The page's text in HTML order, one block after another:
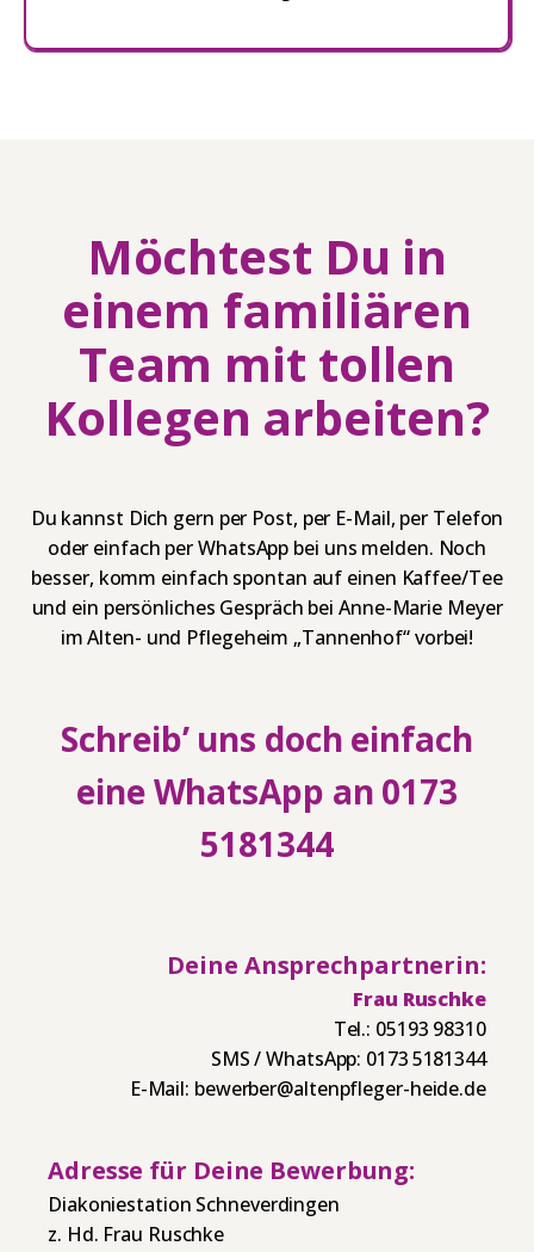
Möchtest Du in
einem familiären
Team mit tollen
Kollegen arbeiten?
Du kannst Dich gern per Post, per E-Mail, per Telefon
oder einfach per WhatsApp bei uns melden. Noch
besser, komm einfach spontan auf einen Kaffee/Tee
und ein persönliches Gespräch bei Anne-Marie Meyer
im Alten- und Pflegeheim „Tannenhof“ vorbei!
Schreib’ uns doch einfach
eine WhatsApp an 0173
5181344
Deine Ansprechpartnerin:
Frau Ruschke
Tel.: 05193 98310
SMS / WhatsApp: 0173 5181344
E-Mail: bewerber@altenpfleger-heide.de
Adresse für Deine Bewerbung:
Diakoniestation Schneverdingen
z. Hd. Frau Ruschke